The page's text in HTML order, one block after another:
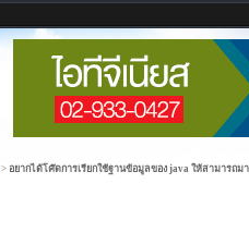
> อยากได้โค๊ดการเรียกใช้ฐานข้อมูลของ java ให้สามารถ